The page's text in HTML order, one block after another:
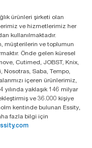
ve Ticaret
Cevizli Mah.
ürünleri şirketi olan
ve hizmetlerimiz her
kullanılmaktadır.
müşterilerin ve toplumun
Önde gelen küresel
Cutimed, JOBST, Knix,
Nosotras, Saba, Tempo,
içeren ürünlerimiz,
yılında yaklaşık 146 milyar
ve 36.000 kişiye
kentinde bulunan Essity,
fazla bilgi için